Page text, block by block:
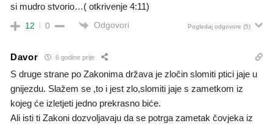
si mudro stvorio…( otkrivenje 4:11)
12 0 Odgovori Pogledaj odgovore (5)
Davor 6 godine prije
S druge strane po Zakonima država je zločin slomiti ptici jaje u
gnijezdu. Slažem se ,to i jest zlo,slomiti jaje s zametkom iz
kojeg će izletjeti jedno prekrasno biće.
Ali isti ti Zakoni dozvoljavaju da se potrga zametak čovjeka iz